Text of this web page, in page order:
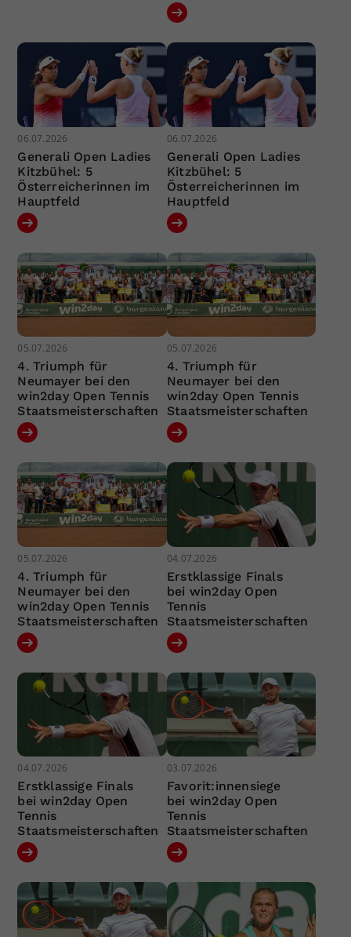
06.07.2026
Generali Open Ladies
Kitzbühel: 5
Österreicherinnen im
Hauptfeld
06.07.2026
Generali Open Ladies
Kitzbühel: 5
Österreicherinnen im
Hauptfeld
05.07.2026
4. Triumph für
Neumayer bei den
win2day Open Tennis
Staatsmeisterschaften
05.07.2026
4. Triumph für
Neumayer bei den
win2day Open Tennis
Staatsmeisterschaften
05.07.2026
4. Triumph für
Neumayer bei den
win2day Open Tennis
Staatsmeisterschaften
04.07.2026
Erstklassige Finals
bei win2day Open
Tennis
Staatsmeisterschaften
04.07.2026
Erstklassige Finals
bei win2day Open
Tennis
Staatsmeisterschaften
03.07.2026
Favorit:innensiege
bei win2day Open
Tennis
Staatsmeisterschaften